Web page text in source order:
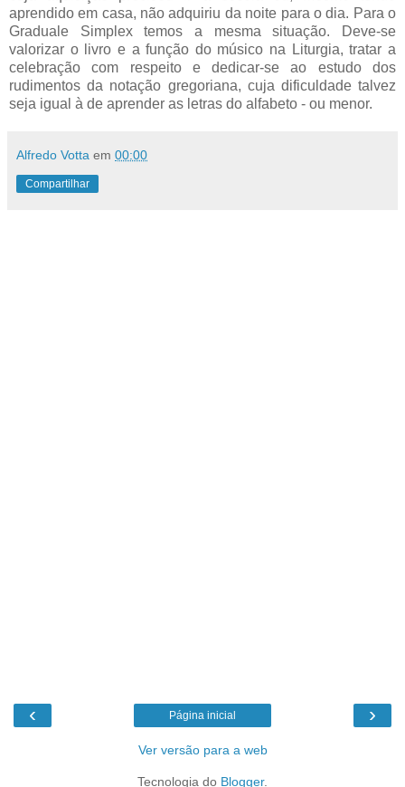
aprendido em casa, não adquiriu da noite para o dia. Para o
Graduale Simplex temos a mesma situação. Deve-se
valorizar o livro e a função do músico na Liturgia, tratar a
celebração com respeito e dedicar-se ao estudo dos
rudimentos da notação gregoriana, cuja dificuldade talvez
seja igual à de aprender as letras do alfabeto - ou menor.
Alfredo Votta em 00:00
Compartilhar
‹ ›
Página inicial
Ver versão para a web
Tecnologia do Blogger.